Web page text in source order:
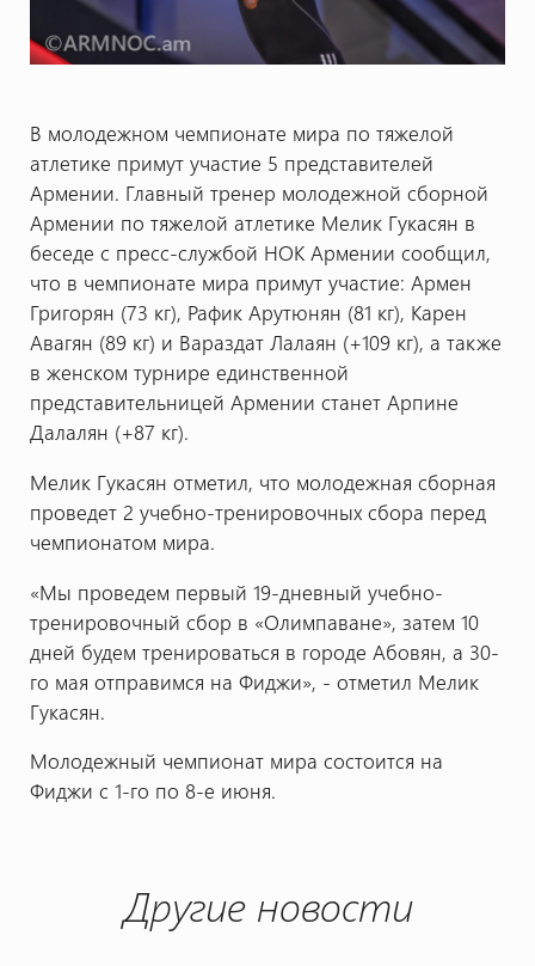
В молодежном чемпионате мира по тяжелой
атлетике примут участие 5 представителей
Армении. Главный тренер молодежной сборной
Армении по тяжелой атлетике Мелик Гукасян в
беседе с пресс-службой НОК Армении сообщил,
что в чемпионате мира примут участие: Армен
Григорян (73 кг), Рафик Арутюнян (81 кг), Карен
Авагян (89 кг) и Вараздат Лалаян (+109 кг), а также
в женском турнире единственной
представительницей Армении станет Арпине
Далалян (+87 кг).
Мелик Гукасян отметил, что молодежная сборная
проведет 2 учебно-тренировочных сбора перед
чемпионатом мира.
«Мы проведем первый 19-дневный учебно-
тренировочный сбор в «Олимпаване», затем 10
дней будем тренироваться в городе Абовян, а 30-
го мая отправимся на Фиджи», - отметил Мелик
Гукасян.
Молодежный чемпионат мира состоится на
Фиджи с 1-го по 8-е июня.
Другие новости